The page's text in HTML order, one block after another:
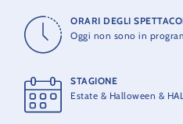
ORARI DEGLI
Oggi non sono in
STAGIONE
Estate & Halloween &